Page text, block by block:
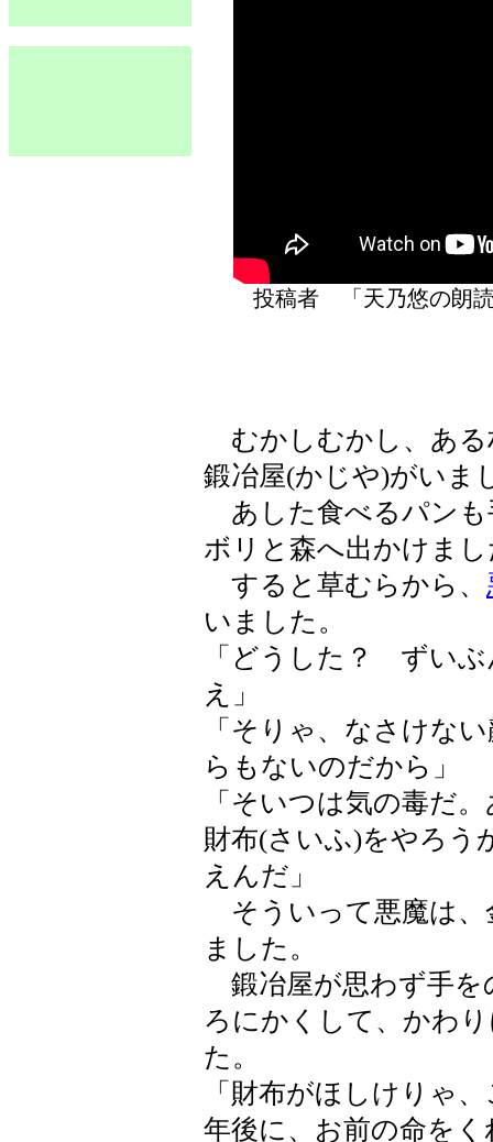
投稿者 「天乃悠の
むかしむかし、ある
鍛冶屋(かじや)がいま
あした食べるパンも
ボリと森へ出かけま
すると草むらから、
いました。
「どうした？ ずい
え」
「そりゃ、なさけな
らもないのだから」
「そいつは気の毒だ
財布(さいふ)をやろ
えんだ」
そういって悪魔は、
ました。
鍛冶屋が思わず手を
ろにかくして、かわ
た。
「財布がほしけりゃ
年後に、お前の命を